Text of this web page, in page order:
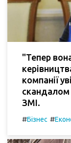
"Тепер
компанії
скандалом
ЗМІ.
#Бізнес #